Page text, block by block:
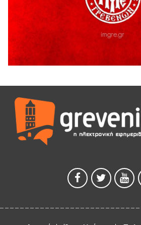
ΑΗ ΛΑΟΣ | 5 Αυγούστου | Υπαίθριο
41η Γιορτή Κρασιού στο Τρίκωμο –
5 Αυγούστου 2026
ΕΥΧΑΡΙΣΤΙΕΣ Φυσιολατρικού
4 Αυγούστου 2026
Έκτακτη χρηματοδότηση 400.000€ για
στο Δημοτικό Στάδιο Γρεβενών